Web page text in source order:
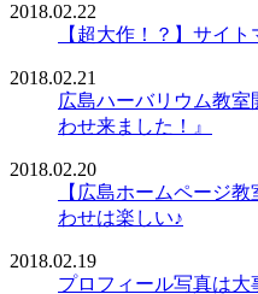
2018.02.22
【超大作！？】サイト
2018.02.21
広島ハーバリウム教
わせ来ました！』
2018.02.20
【広島ホームページ
わせは楽しい♪
2018.02.19
プロフィール写真は